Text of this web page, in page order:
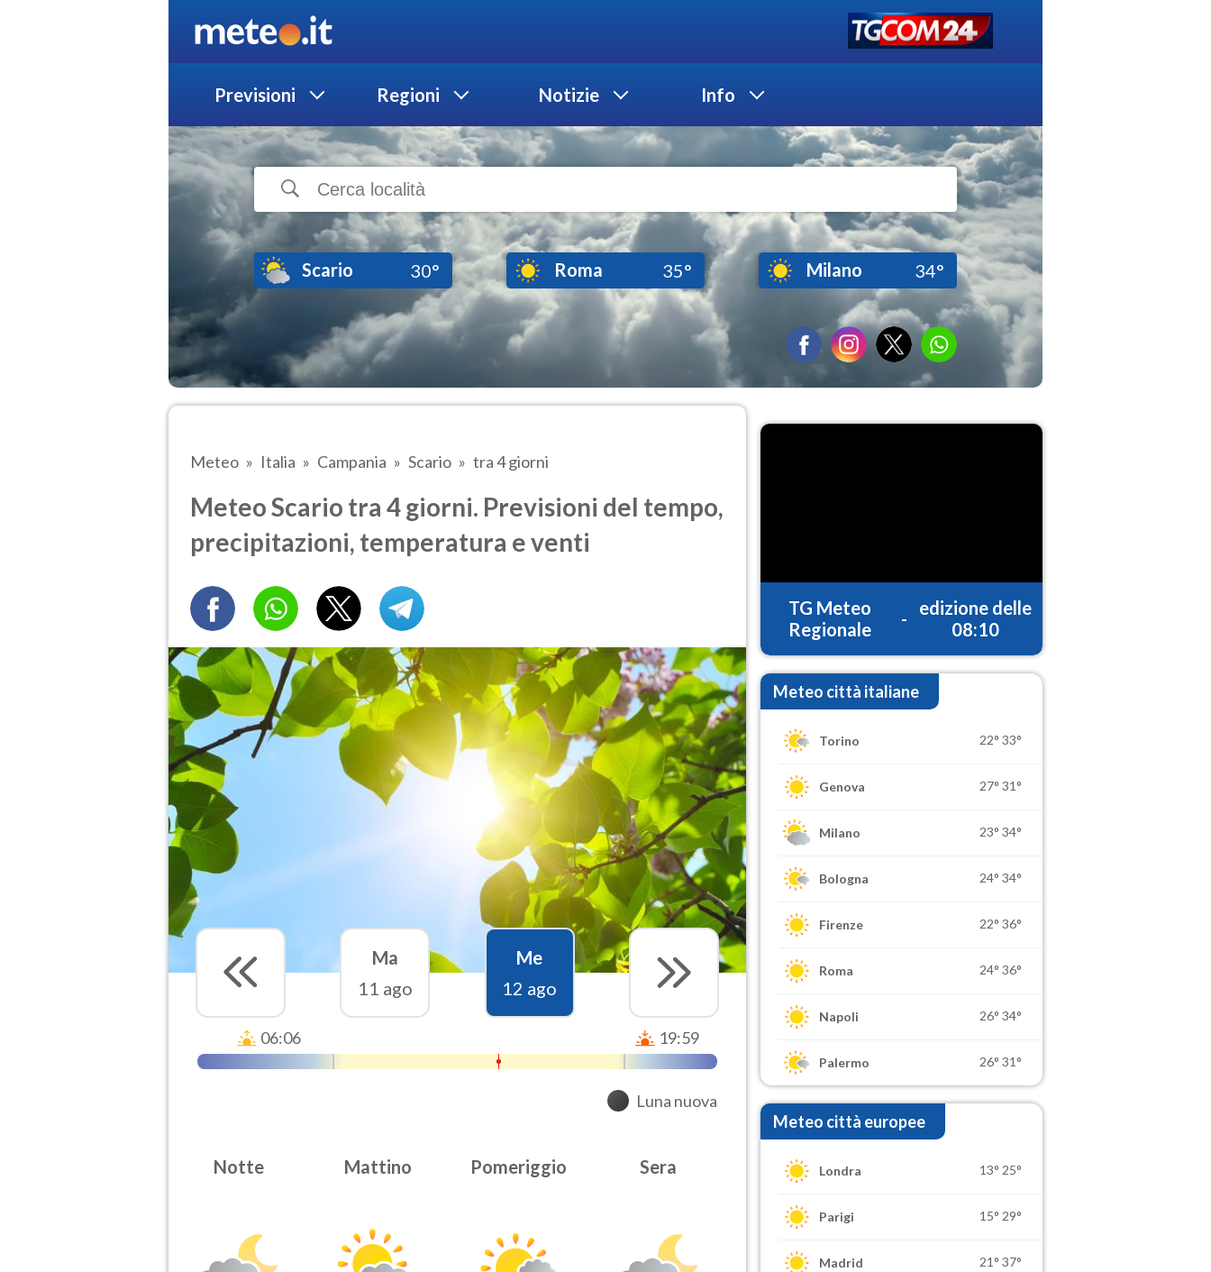
Previsioni Regioni Notizie Info
Scario 30° Roma 35° Milano 34°
Meteo Italia Campania Scario tra 4 giorni
Meteo Scario tra 4 giorni. Previsioni del tempo,
precipitazioni, temperatura e venti
Ma
11 ago
Me
12 ago
06:06 19:59
Luna nuova
Notte Mattino Pomeriggio Sera
TG Meteo
Regionale
-
edizione delle
08:10
Meteo città italiane
Torino 22° 33°
Genova 27° 31°
Milano 23° 34°
Bologna 24° 34°
Firenze 22° 36°
Roma 24° 36°
Napoli 26° 34°
Palermo 26° 31°
Meteo città europee
Londra 13° 25°
Parigi 15° 29°
Madrid 21° 37°